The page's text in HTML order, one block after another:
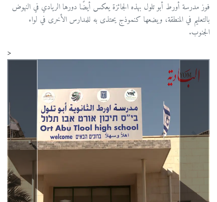
فوز مدرسة أورط أبو تلول بهذه الجائزة يعكس أيضًا دورها الريادي في النهوض
بالتعليم في المنطقة، ويضعها كنموذج يحتذى به للمدارس الأخرى في لواء
الجنوب.
<